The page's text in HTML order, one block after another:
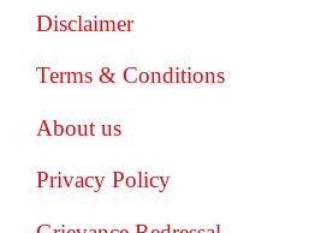
Disclaimer
Terms & Conditions
About us
Privacy Policy